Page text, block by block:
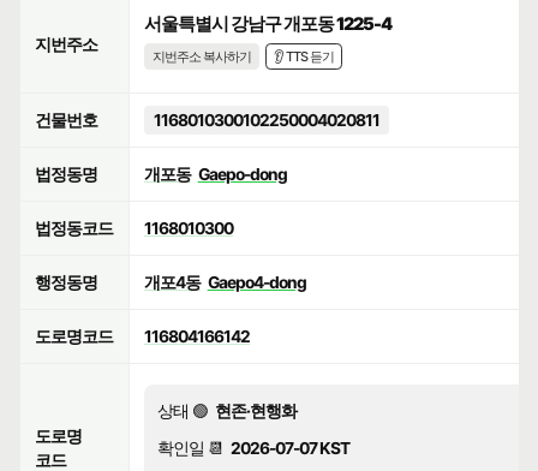
지번주소
서울특별시 강남구 개포동 1225-4
지번주소 복사하기 👂 TTS 듣기
건물번호 1168010300102250004020811
법정동명 개포동 Gaepo-dong
법정동코드 1168010300
행정동명 개포4동 Gaepo4-dong
도로명코드 116804166142
도로명
코드
상태 🟢 현존·현행화
확인일 📆 2026-07-07 KST